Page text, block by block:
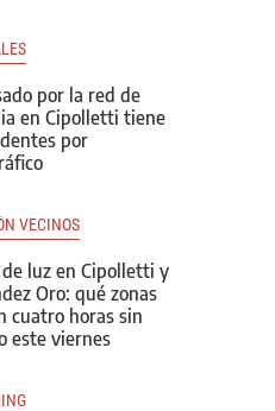
por la red de
en Cipolletti tiene
por
VECINOS
luz en Cipolletti y
Oro: qué zonas
cuatro horas sin
este viernes